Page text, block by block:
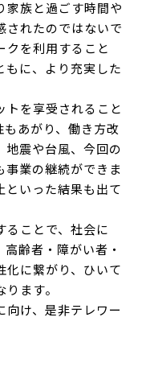
家族と過ごす時間や
されたのではないで
クを利用すること
もに、より充実した
トを享受されること
あがり、働き方改
地震や台風、今回の
事業の継続ができま
といった結果も出て
ることで、社会に
齢者・障がい者・
化に繋がり、ひいて
ます。
向け、是非テレワー